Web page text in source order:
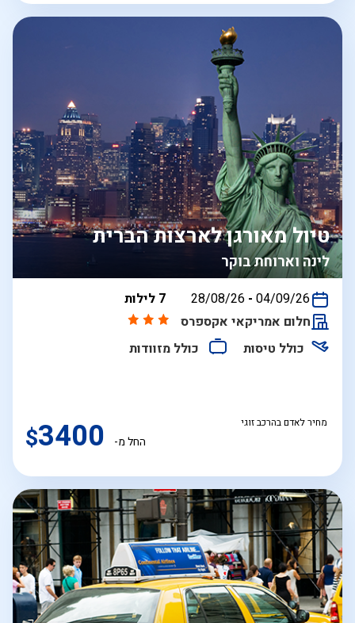
לינה וארוחת בוקר
טיול מאורגן לארצות הברית
בין
28/08/26 - 04/09/26
7 לילות
חלום אמריקאי אקספרס
כולל טיסות
כולל מזוודות
מחיר לאדם בהרכב זוגי
החל מ- $3400